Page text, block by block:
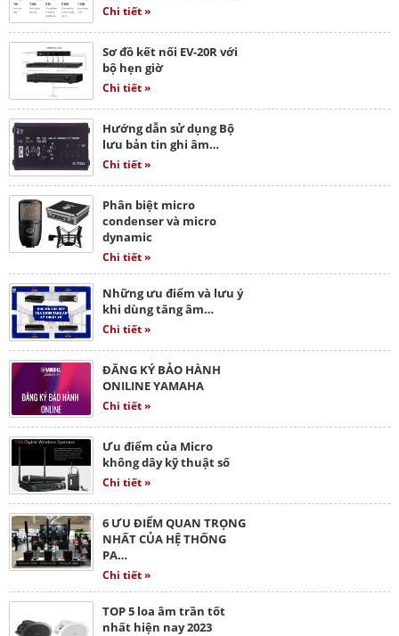
Chi tiết »
Sơ đồ kết nối EV-20R với
bộ hẹn giờ
Chi tiết »
Hướng dẫn sử dụng Bộ
lưu bản tin ghi âm…
Chi tiết »
Phân biệt micro
condenser và micro
dynamic
Chi tiết »
Những ưu điểm và lưu ý
khi dùng tăng âm…
Chi tiết »
ĐĂNG KÝ BẢO HÀNH
ONILINE YAMAHA
Chi tiết »
Ưu điểm của Micro
không dây kỹ thuật số
Chi tiết »
6 ƯU ĐIỂM QUAN TRỌNG
NHẤT CỦA HỆ THỐNG
PA…
Chi tiết »
TOP 5 loa âm trần tốt
nhất hiện nay 2023